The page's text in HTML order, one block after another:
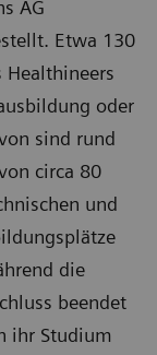
AG
Etwa 130
Healthineers
oder
sind rund
circa 80
und
die
beendet
ihr Studium